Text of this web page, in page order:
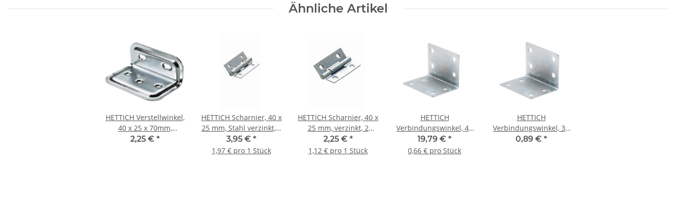
Ähnliche Artikel
HETTICH Verstellwinkel,
40 x 25 x 70mm,
verzinkt
2,25 € *
HETTICH Scharnier, 40 x
25 mm, Stahl verzinkt, 2
Stück
3,95 € *
1,97 € pro 1 Stück
HETTICH Scharnier, 40 x
25 mm, verzinkt, 2
Stück
2,25 € *
1,12 € pro 1 Stück
HETTICH
Verbindungswinkel, 40
x 32 x 32 x 0,75 mm,
Stahl verzinkt, 30 Stück
19,79 € *
0,66 € pro Stück
HETTICH
Verbindungswinkel, 32
x 32 x 40 mm, verzinkt
0,89 € *